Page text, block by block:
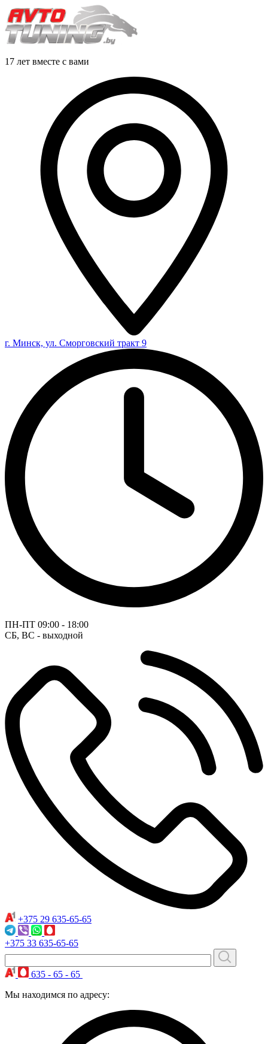
17 лет вместе с вами
г. Минск, ул. Сморговский тракт 9
ПН-ПТ 09:00 - 18:00
СБ, ВС - выходной
+375 29 635-65-65
+375 33 635-65-65
635 - 65 - 65
Мы находимся по адресу: